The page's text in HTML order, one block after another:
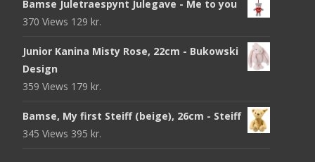
Bamse Juletraespynt Julegave - Me to you
370 Views 129 kr.
Junior Kanina Misty Rose, 22cm - Bukowski
Design
359 Views 179 kr.
Bamse, My first Steiff (beige), 26cm - Steiff
345 Views 395 kr.